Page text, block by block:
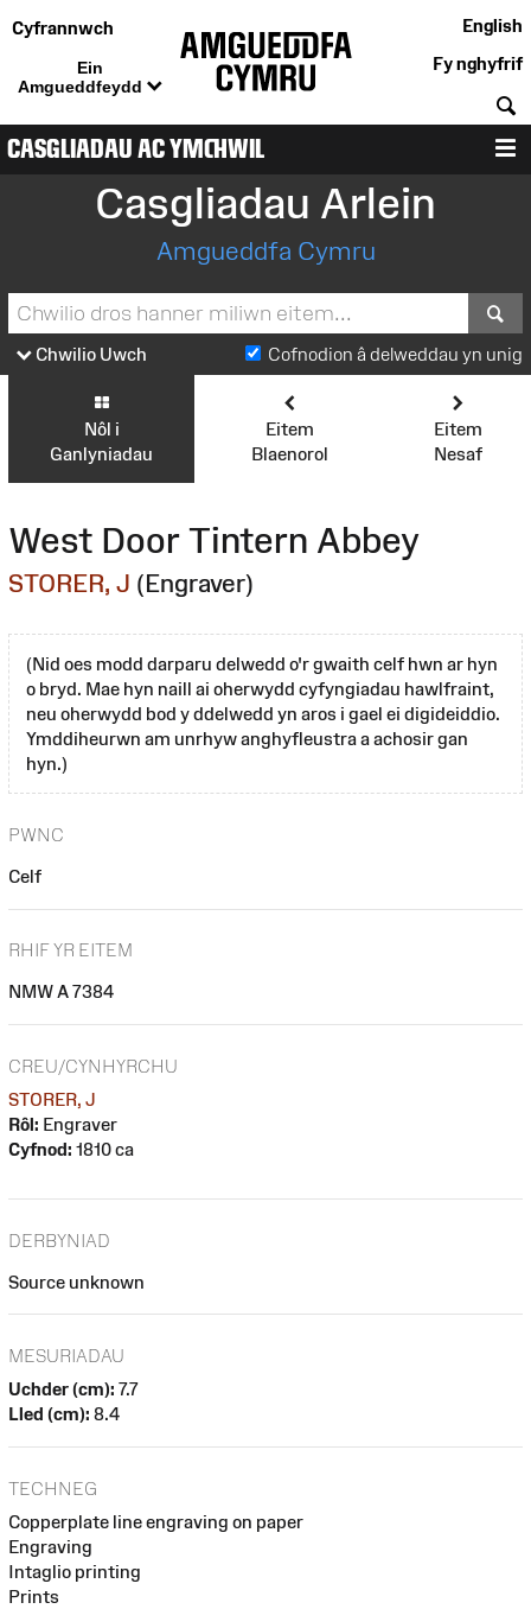
Cyfrannwch
Ein
Amgueddfeydd
English
Fy nghyfrif
CASGLIADAU AC YMCHWIL
Casgliadau Arlein
Amgueddfa Cymru
Chwilio Uwch Cofnodion â delweddau yn unig
Nôl i
Ganlyniadau
Eitem
Blaenorol
Eitem
Nesaf
West Door Tintern Abbey
STORER, J (Engraver)
(Nid oes modd darparu delwedd o'r gwaith celf hwn ar hyn
o bryd. Mae hyn naill ai oherwydd cyfyngiadau hawlfraint,
neu oherwydd bod y ddelwedd yn aros i gael ei digideiddio.
Ymddiheurwn am unrhyw anghyfleustra a achosir gan
hyn.)
PWNC
Celf
RHIF YR EITEM
NMW A 7384
CREU/CYNHYRCHU
STORER, J
Rôl: Engraver
Cyfnod: 1810 ca
DERBYNIAD
Source unknown
MESURIADAU
Uchder (cm): 7.7
Lled (cm): 8.4
TECHNEG
Copperplate line engraving on paper
Engraving
Intaglio printing
Prints